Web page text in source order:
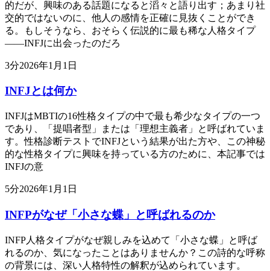
的だが、興味のある話題になると滔々と語り出す；あまり社
交的ではないのに、他人の感情を正確に見抜くことができ
る。もしそうなら、おそらく伝説的に最も稀な人格タイプ
——INFJに出会ったのだろ
3分2026年1月1日
INFJとは何か
INFJはMBTIの16性格タイプの中で最も希少なタイプの一つ
であり、「提唱者型」または「理想主義者」と呼ばれていま
す。性格診断テストでINFJという結果が出た方や、この神秘
的な性格タイプに興味を持っている方のために、本記事では
INFJの意
5分2026年1月1日
INFPがなぜ「小さな蝶」と呼ばれるのか
INFP人格タイプがなぜ親しみを込めて「小さな蝶」と呼ば
れるのか、気になったことはありませんか？この詩的な呼称
の背景には、深い人格特性の解釈が込められています。